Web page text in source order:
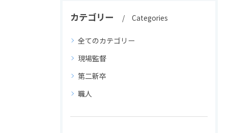
カテゴリー Categories
全てのカテゴリー
現場監督
第二新卒
職人